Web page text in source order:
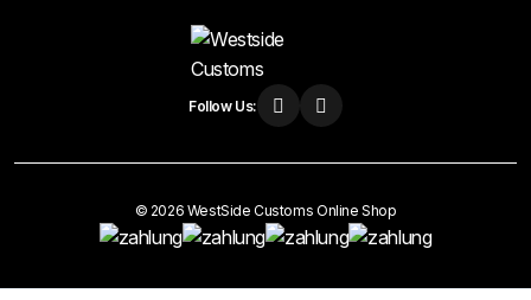
Follow Us:
© 2026 WestSide Customs Online Shop